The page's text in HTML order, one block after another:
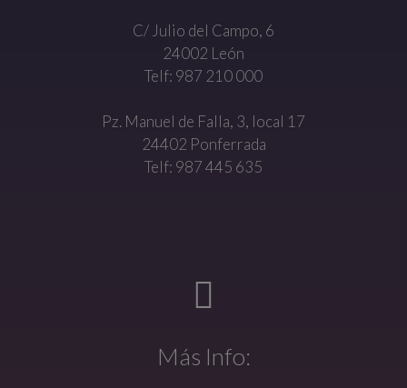
C/ Julio del Campo, 6
24002 León
Telf: 987 210 000
Pz. Manuel de Falla, 3, local 17
24402 Ponferrada
Telf: 987 445 635
Más Info: